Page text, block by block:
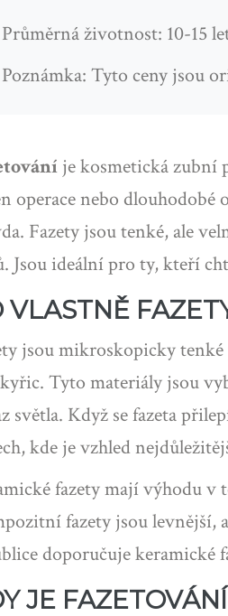
Průměrná životnost: 10-15
Poznámka: Tyto ceny jsou
je kosmetická zubní
operace nebo
Fazety jsou tenké, ale
Jsou ideální pro ty, kteří
VLASTNĚ
jsou mikroskopicky
Tyto materiály jsou
světla. Když se fazeta
kde je vzhled
fazety mají výhodu v
fazety jsou levnější,
doporučuje keramické
JE